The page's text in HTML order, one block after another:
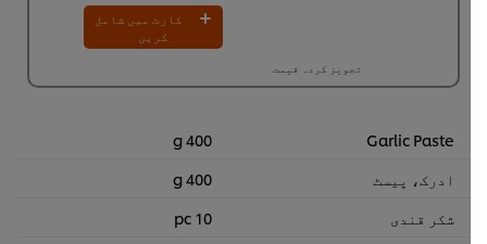
کارٹ میں شامل
کریں
تجویز کردہ قیمت
Garlic Paste
400 g
ادرک، پیسٹ
400 g
شکر قندی
10 pc